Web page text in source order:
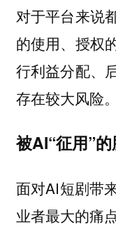
对于平台来说
的使用、授权
行利益分配、
存在较大风险。
被AI“征用”
面对AI短剧带
业者最大的痛点